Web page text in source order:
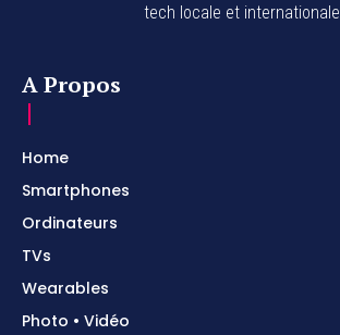
tech locale et internationale.
A Propos
Home
Smartphones
Ordinateurs
TVs
Wearables
Photo • Vidéo